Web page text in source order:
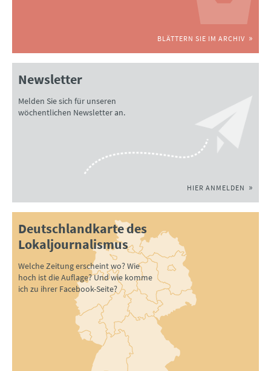
BLÄTTERN SIE IM ARCHIV
Newsletter
Melden Sie sich für unseren
wöchentlichen Newsletter an.
HIER ANMELDEN
Deutschlandkarte des
Lokaljournalismus
Welche Zeitung erscheint wo? Wie
hoch ist die Auflage? Und wie komme
ich zu ihrer Facebook-Seite?